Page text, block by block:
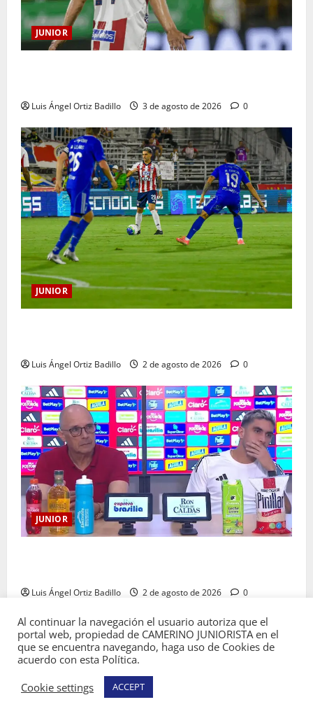
JUNIOR
Luis Ángel Ortiz Badillo 3 de agosto de 2026 0
JUNIOR
Luis Ángel Ortiz Badillo 2 de agosto de 2026 0
JUNIOR
Luis Ángel Ortiz Badillo 2 de agosto de 2026 0
Copyright © Todos los derechos reservados
Al continuar la navegación el usuario autoriza que el
portal web, propiedad de CAMERINO JUNIORISTA en el
que se encuentra navegando, haga uso de Cookies de
acuerdo con esta Política.
Cookie settings
ACCEPT